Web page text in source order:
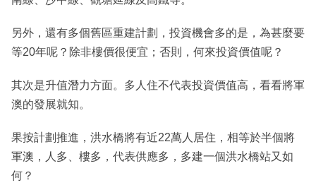
另外，還有多個舊區重建計劃，投資機會多的是，為甚麼要
等20年呢？除非樓價很便宜；否則，何來投資價值呢？
其次是升值潛力方面。多人住不代表投資價值高，看看將軍
澳的發展就知。
果按計劃推進，洪水橋將有近22萬人居住，相等於半個將
軍澳，人多、樓多，代表供應多，多建一個洪水橋站又如
何？